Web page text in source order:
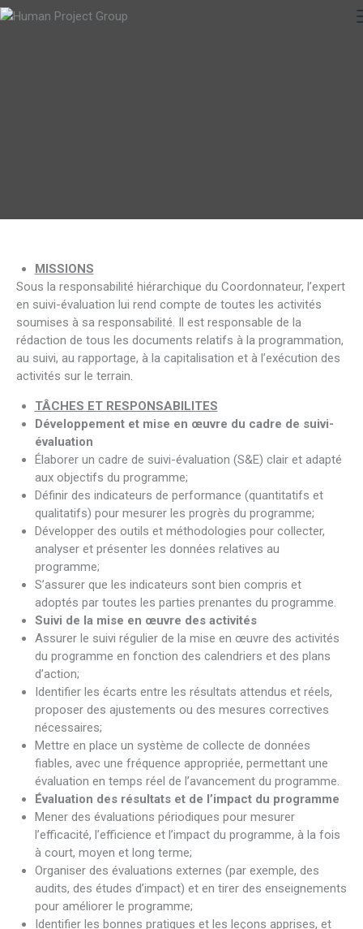
MISSIONS
Sous la responsabilité hiérarchique du Coordonnateur, l’expert
en suivi-évaluation lui rend compte de toutes les activités
soumises à sa responsabilité. Il est responsable de la
rédaction de tous les documents relatifs à la programmation,
au suivi, au rapportage, à la capitalisation et à l’exécution des
activités sur le terrain.
TÂCHES ET RESPONSABILITES
Développement et mise en œuvre du cadre de suivi-
évaluation
Élaborer un cadre de suivi-évaluation (S&E) clair et adapté
aux objectifs du programme;
Définir des indicateurs de performance (quantitatifs et
qualitatifs) pour mesurer les progrès du programme;
Développer des outils et méthodologies pour collecter,
analyser et présenter les données relatives au
programme;
S’assurer que les indicateurs sont bien compris et
adoptés par toutes les parties prenantes du programme.
Suivi de la mise en œuvre des activités
Assurer le suivi régulier de la mise en œuvre des activités
du programme en fonction des calendriers et des plans
d’action;
Identifier les écarts entre les résultats attendus et réels,
proposer des ajustements ou des mesures correctives
nécessaires;
Mettre en place un système de collecte de données
fiables, avec une fréquence appropriée, permettant une
évaluation en temps réel de l’avancement du programme.
Évaluation des résultats et de l’impact du programme
Mener des évaluations périodiques pour mesurer
l’efficacité, l’efficience et l’impact du programme, à la fois
à court, moyen et long terme;
Organiser des évaluations externes (par exemple, des
audits, des études d’impact) et en tirer des enseignements
pour améliorer le programme;
Identifier les bonnes pratiques et les leçons apprises, et